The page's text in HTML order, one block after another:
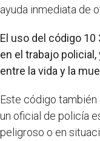
ayuda inmediata de
El uso del código
en el trabajo
entre la vida y la
Este código también
un oficial de policía
peligroso o en